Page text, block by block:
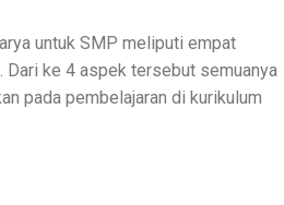
untuk SMP meliputi empat
Dari ke 4 aspek tersebut semuanya
pada pembelajaran di kurikulum